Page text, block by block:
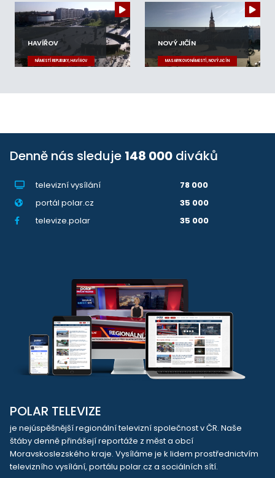
HAVÍŘOV
NÁMĚSTÍ REPUBLIKY, HAVÍŘOV
NOVÝ JIČÍN
MASARYKOVO NÁMĚSTÍ, NOVÝ JIČÍN
Denně nás sleduje 148 000 diváků
televizní vysílání
78 000
portál polar.cz
35 000
televize.polar
35 000
POLAR TELEVIZE
je nejúspěšnější regionální televizní společnost v ČR. Naše
štáby denně přinášejí reportáže z měst a obcí
Moravskoslezského kraje. Vysíláme je k lidem prostřednictvím
televizního vysílání, portálu polar.cz a sociálních sítí.